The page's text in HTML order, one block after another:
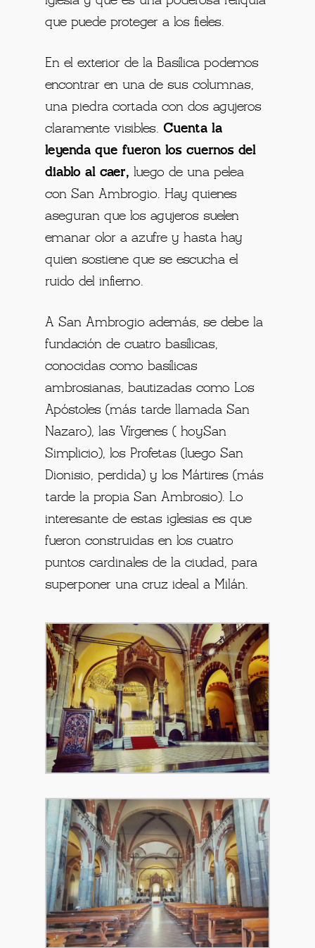
que puede proteger a los fieles.
En el exterior de la Basílica podemos
encontrar en una de sus columnas,
una piedra cortada con dos agujeros
claramente visibles.Cuenta la
leyenda que fueron los cuernos del
diablo al caer, luego de una pelea
con San Ambrogio. Hay quienes
aseguran que los agujeros suelen
emanar olor a azufre y hasta hay
quien sostiene que se escucha el
ruido del infierno.
A San Ambrogio además, se debe la
fundación de cuatro basílicas,
conocidas como basílicas
ambrosianas, bautizadas como Los
Apóstoles (más tarde llamada San
Nazaro), las Vírgenes ( hoySan
Simplicio), los Profetas (luego San
Dionisio, perdida) y los Mártires (más
tarde la propia San Ambrosio). Lo
interesante de estas iglesias es que
fueron construidas en los cuatro
puntos cardinales de la ciudad, para
superponer una cruz ideal a Milán.